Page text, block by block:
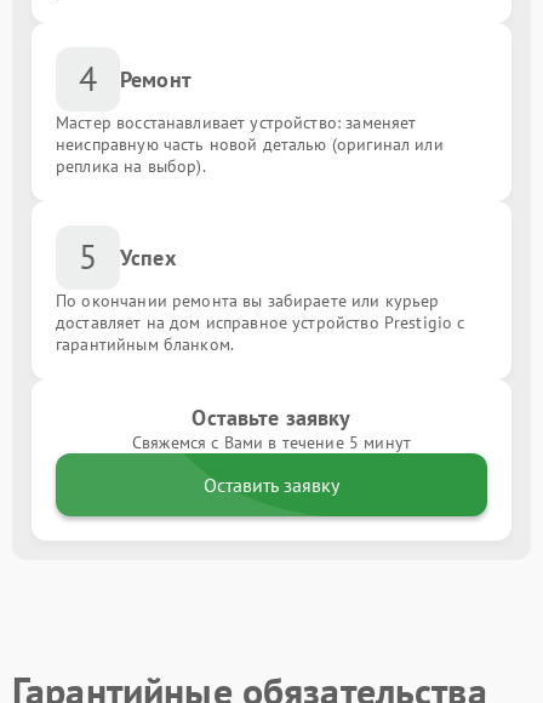
4 Ремонт
Мастер восстанавливает устройство: заменяет
неисправную часть новой деталью (оригинал или
реплика на выбор).
5 Успех
По окончании ремонта вы забираете или курьер
доставляет на дом исправное устройство Prestigio с
гарантийным бланком.
Оставьте заявку
Свяжемся с Вами в течение 5 минут
Оставить заявку
Гарантийные обязательства